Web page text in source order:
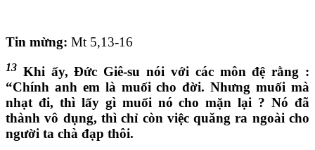
Tin mừng: Mt 5,13-16
13 Khi ấy, Đức Giê-su nói với các môn đệ rằng :
“Chính anh em là muối cho đời. Nhưng muối mà
nhạt đi, thì lấy gì muối nó cho mặn lại ? Nó đã
thành vô dụng, thì chỉ còn việc quăng ra ngoài cho
người ta chà đạp thôi.